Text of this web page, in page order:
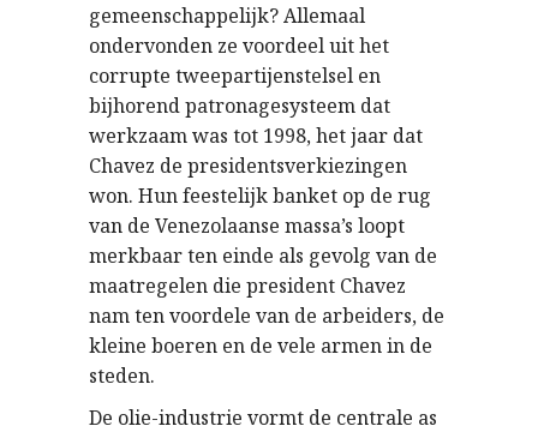
gemeenschappelijk? Allemaal
ondervonden ze voordeel uit het
corrupte tweepartijenstelsel en
bijhorend patronagesysteem dat
werkzaam was tot 1998, het jaar dat
Chavez de presidentsverkiezingen
won. Hun feestelijk banket op de rug
van de Venezolaanse massa’s loopt
merkbaar ten einde als gevolg van de
maatregelen die president Chavez
nam ten voordele van de arbeiders, de
kleine boeren en de vele armen in de
steden.
De olie-industrie vormt de centrale as